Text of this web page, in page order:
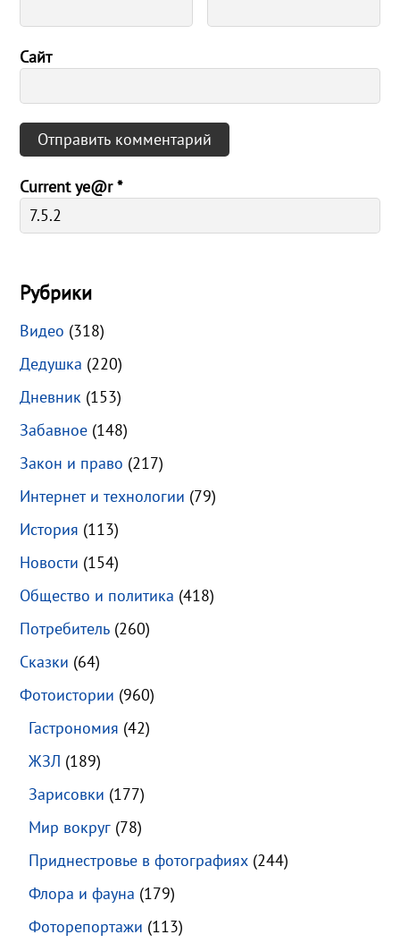
Сайт
Current ye@r*
Рубрики
Видео (318)
Дедушка (220)
Дневник (153)
Забавное (148)
Закон и право (217)
Интернет и технологии (79)
История (113)
Новости (154)
Общество и политика (418)
Потребитель (260)
Сказки (64)
Фотоистории (960)
Гастрономия (42)
ЖЗЛ (189)
Зарисовки (177)
Мир вокруг (78)
Приднестровье в фотографиях (244)
Флора и фауна (179)
Фоторепортажи (113)